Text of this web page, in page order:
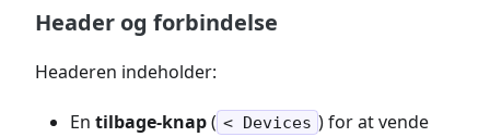
Header og forbindelse
Headeren indeholder:
En tilbage-knap( < Devices ) for at vende